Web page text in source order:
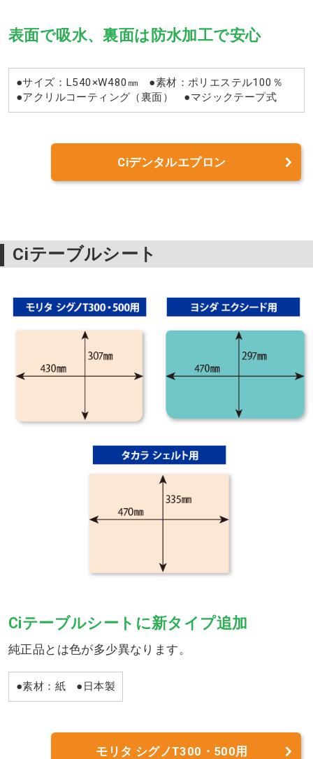
表面で吸水、裏面は防水加工で安心
●サイズ：L540×W480㎜ ●素材：ポリエステル100％
●アクリルコーティング（裏面） ●マジックテープ式
Ciデンタルエプロン
Ciテーブルシート
Ciテーブルシートに新タイプ追加
純正品とは色が多少異なります。
●素材：紙 ●日本製
モリタ シグノT300・500用